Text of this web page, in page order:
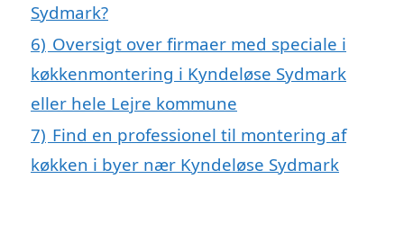
Sydmark?
6) Oversigt over firmaer med speciale i
køkkenmontering i Kyndeløse Sydmark
eller hele Lejre kommune
7) Find en professionel til montering af
køkken i byer nær Kyndeløse Sydmark